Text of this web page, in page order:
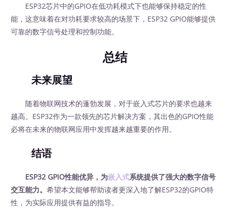
ESP32芯片中的GPIO在低功耗模式下也能够保持稳定的性
能，这意味着在对功耗要求较高的场景下，ESP32 GPIO能够提供
可靠的数字信号处理和控制功能。
总结
未来展望
随着物联网技术的蓬勃发展，对于嵌入式芯片的要求也越来
越高。ESP32作为一款领先的芯片解决方案，其出色的GPIO性能
必将在未来的物联网应用中发挥越来越重要的作用。
结语
ESP32 GPIO性能优异，为嵌入式系统提供了强大的数字信号
交互能力。希望本文能够帮助读者更深入地了解ESP32的GPIO特
性，为实际应用提供有益的指导。